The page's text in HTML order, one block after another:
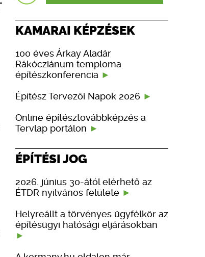
KAMARAI KÉPZÉSEK
100 éves Árkay Aladár
Rákócziánum temploma
építészkonferencia
Építész Tervezői Napok 2026
Online építésztovábbképzés a
Tervlap portálon
ÉPÍTÉSI JOG
2026. június 30-ától elérhető az
ÉTDR nyilvános felülete
Helyreállt a törvényes ügyfélkör az
építésügyi hatósági eljárásokban